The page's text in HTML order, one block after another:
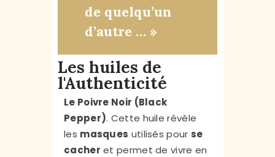
de quelqu’un
d’autre … »
Les huiles de
l'Authenticité
Le Poivre Noir (Black
Pepper). Cette huilerévèle
les masques utilisés pour se
cacher et permet de vivre en